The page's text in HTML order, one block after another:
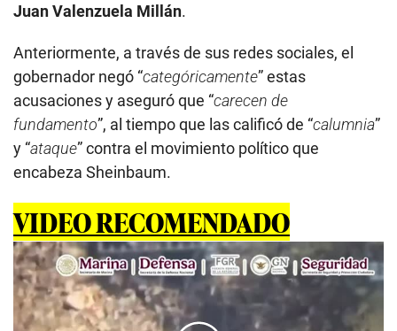
Juan Valenzuela Millán.
Anteriormente, a través de sus redes sociales, el
gobernador negó “categóricamente” estas
acusaciones y aseguró que “carecen de
fundamento”, al tiempo que las calificó de “calumnia”
y “ataque” contra el movimiento político que
encabeza Sheinbaum.
VIDEO RECOMENDADO